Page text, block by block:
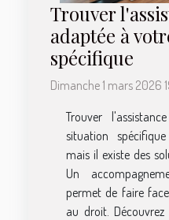
Trouver
adaptée à
spécifique
Dimanche 1 mars 2026
Trouver
situation
mais il existe des
Un
permet de faire
au droit.